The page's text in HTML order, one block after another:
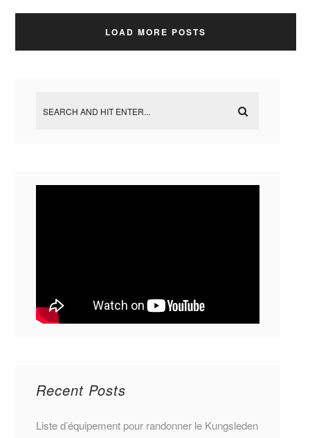
LOAD MORE POSTS
Recent Posts
Liste d’équipement pour randonner le Kungsleden